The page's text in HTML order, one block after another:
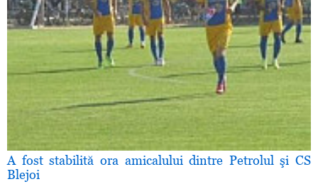
A fost stabilită ora amicalului dintre Petrolul şi CS
Blejoi